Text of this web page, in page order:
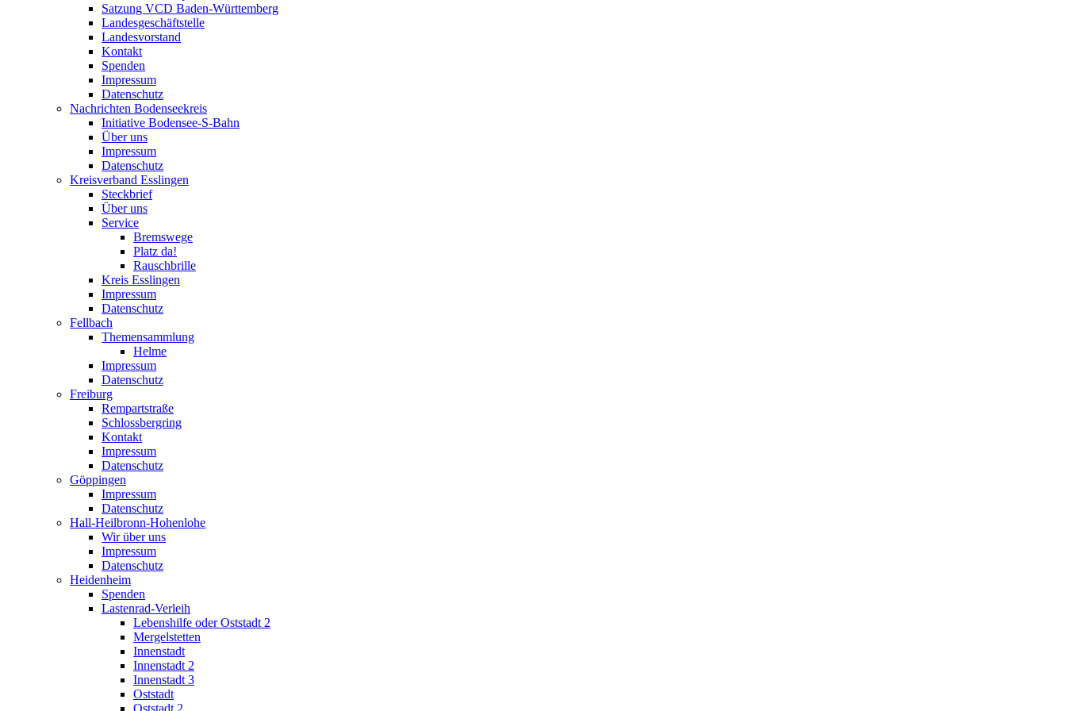
Satzung VCD Baden-Württemberg
Landesgeschäftstelle
Landesvorstand
Kontakt
Spenden
Impressum
Datenschutz
Nachrichten Bodenseekreis
Initiative Bodensee-S-Bahn
Über uns
Impressum
Datenschutz
Kreisverband Esslingen
Steckbrief
Über uns
Service
Bremswege
Platz da!
Rauschbrille
Kreis Esslingen
Impressum
Datenschutz
Fellbach
Themensammlung
Helme
Impressum
Datenschutz
Freiburg
Rempartstraße
Schlossbergring
Kontakt
Impressum
Datenschutz
Göppingen
Impressum
Datenschutz
Hall-Heilbronn-Hohenlohe
Wir über uns
Impressum
Datenschutz
Heidenheim
Spenden
Lastenrad-Verleih
Lebenshilfe oder Oststadt 2
Mergelstetten
Innenstadt
Innenstadt 2
Innenstadt 3
Oststadt
Oststadt 2